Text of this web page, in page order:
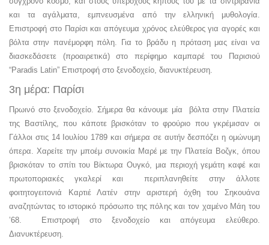
και τα αγάλματα, εμπνευσμένα από την ελληνική μυθολογία.
Επιστροφή στο Παρίσι και απόγευμα χρόνος ελεύθερος για αγορές και
βόλτα στην πανέμορφη πόλη. Για το βράδυ η πρόταση μας είναι να
διασκεδάσετε (προαιρετικά) στο περίφημο καμπαρέ του Παρισιού
“Paradis Latin” Επιστροφή στο ξενοδοχείο, διανυκτέρευση.
3η μέρα: Παρίσι
Πρωινό στο ξενοδοχείο. Σήμερα θα κάνουμε μία βόλτα στην Πλατεία
της Βαστίλης, που κάποτε βρισκόταν το φρούριο που γκρέμισαν οι
Γάλλοι στις 14 Ιουλίου 1789 και σήμερα σε αυτήν δεσπόζει η ομώνυμη
όπερα. Χαρείτε την μποέμ συνοικία Μαρέ με την Πλατεία Βοζγκ, όπου
βρισκόταν το σπίτι του Βίκτωρα Ουγκό, μια περιοχή γεμάτη καφέ και
πρωτοποριακές γκαλερί και περιπλανηθείτε στην άλλοτε
φοιτητογειτονιά Καρτιέ Λατέν στην αριστερή όχθη του Σηκουάνα
αναζητώντας το ιστορικό πρόσωπο της πόλης και τον χαμένο Μάη του
’68. Επιστροφή στο ξενοδοχείο και απόγευμα ελεύθερο.
Διανυκτέρευση.